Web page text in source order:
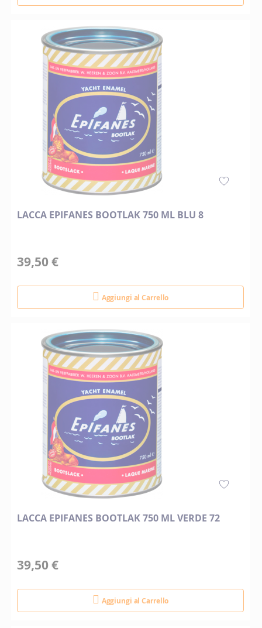
LACCA EPIFANES BOOTLAK 750 ML BLU 8
39,50 €
Aggiungi al Carrello
LACCA EPIFANES BOOTLAK 750 ML VERDE 72
39,50 €
Aggiungi al Carrello